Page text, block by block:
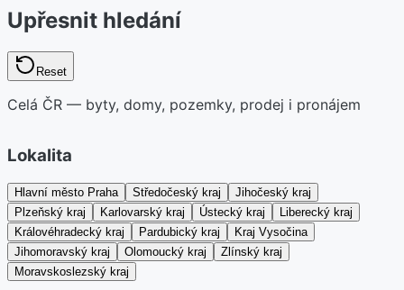
Upřesnit hledání
Reset
Celá ČR — byty, domy, pozemky, prodej i pronájem
Lokalita
Hlavní město Praha Středočeský kraj
Jihočeský kraj
Plzeňský kraj
Karlovarský kraj Ústecký kraj
Liberecký kraj
Královéhradecký kraj
Pardubický kraj
Kraj Vysočina
Jihomoravský kraj
Olomoucký kraj
Zlínský kraj
Moravskoslezský kraj